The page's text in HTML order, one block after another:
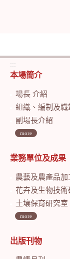
:::
本場簡介
場長 介紹
組織、編制及職
副場長介紹
more
業務單位及成果
農藝及農產品加
花卉及生物技術
土壤保育研究室
more
出版刊物